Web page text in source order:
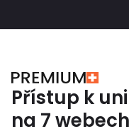
Přístup k
na 7 webech